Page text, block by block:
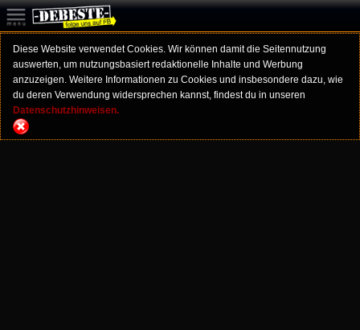
Diese Website verwendet Cookies. Wir können damit die Seitennutzung
auswerten, um nutzungsbasiert redaktionelle Inhalte und Werbung
anzuzeigen. Weitere Informationen zu Cookies und insbesondere dazu, wie
du deren Verwendung widersprechen kannst, findest du in unseren
Datenschutzhinweisen.